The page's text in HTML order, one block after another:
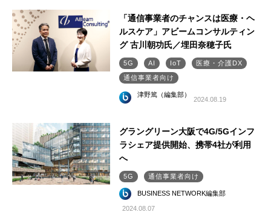
「通信事業者のチャンスは医療・ヘ
ルスケア」アビームコンサルティン
グ 古川朝功氏／埋田奈穂子氏
5G AI IoT
医療・介護DX
通信事業者向け
津野篤（編集部）
2024.08.19
グラングリーン大阪で4G/5Gインフ
ラシェア提供開始、携帯4社が利用
へ
5G 通信事業者向け
BUSINESS NETWORK編集部
2024.08.07